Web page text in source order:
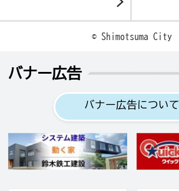
© Shimotsuma City
バナー広告
バナー広告について